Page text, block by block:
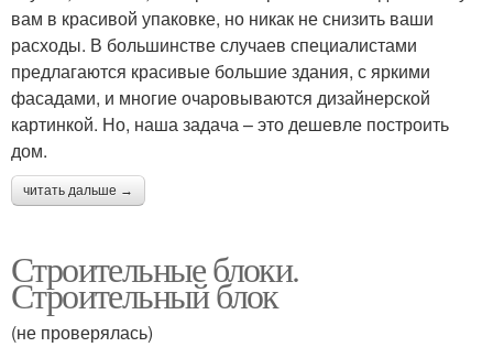
вам в красивой упаковке, но никак не снизить ваши
расходы. В большинстве случаев специалистами
предлагаются красивые большие здания, с яркими
фасадами, и многие очаровываются дизайнерской
картинкой. Но, наша задача – это дешевле построить
дом.
читать дальше →
Строительные блоки.
Строительный блок
(не проверялась)